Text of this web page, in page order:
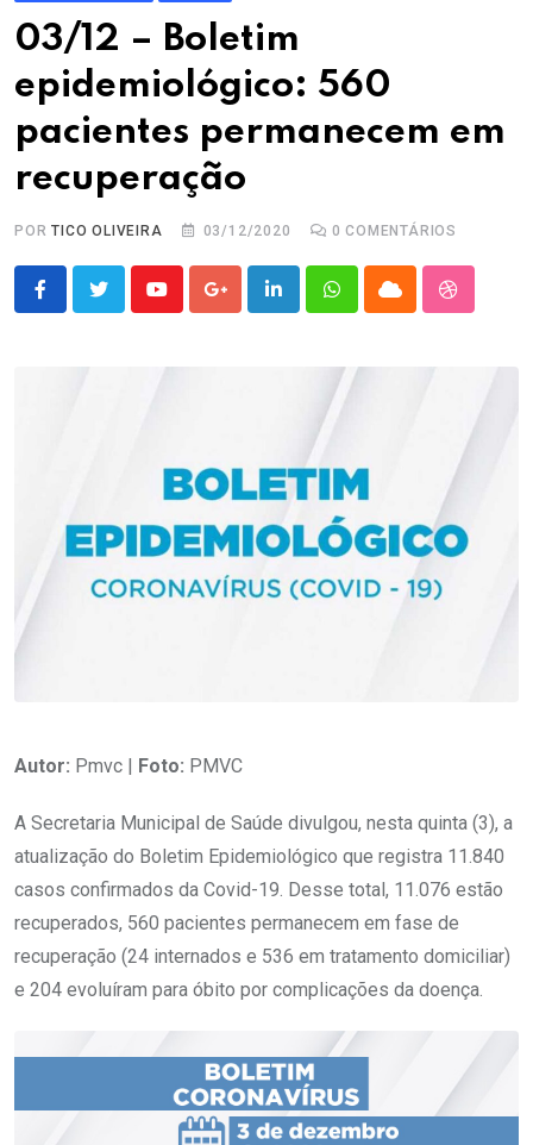
03/12 – Boletim
epidemiológico: 560
pacientes permanecem em
recuperação
PORTICO OLIVEIRA 03/12/2020 0 COMENTÁRIOS
YoutubeGoogle+LinkedInWhatsappCloud
Autor: Pmvc | Foto: PMVC
A Secretaria Municipal de Saúde divulgou, nesta quinta (3), a
atualização do Boletim Epidemiológico que registra 11.840
casos confirmados da Covid-19. Desse total, 11.076 estão
recuperados, 560 pacientes permanecem em fase de
recuperação (24 internados e 536 em tratamento domiciliar)
e 204 evoluíram para óbito por complicações da doença.